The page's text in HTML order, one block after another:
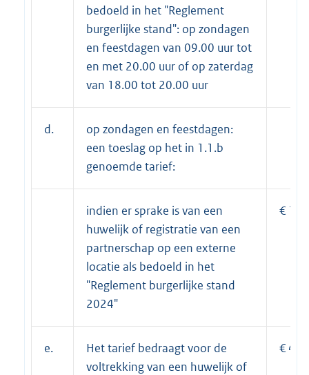
bedoeld in het "Reglement
burgerlijke stand": op zondagen
en feestdagen van 09.00 uur tot
en met 20.00 uur of op zaterdag
van 18.00 tot 20.00 uur
d.
op zondagen en feestdagen:
een toeslag op het in 1.1.b
genoemde tarief:
indien er sprake is van een
huwelijk of registratie van een
partnerschap op een externe
locatie als bedoeld in het
"Reglement burgerlijke stand
2024"
€
e.
Het tarief bedraagt voor de
voltrekking van een huwelijk of
€